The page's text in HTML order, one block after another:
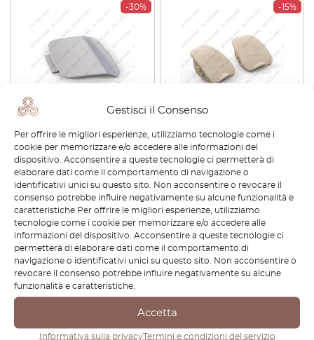
Gestisci il Consenso
Per offrire le migliori esperienze, utilizziamo tecnologie come i
cookie per memorizzare e/o accedere alle informazioni del
dispositivo. Acconsentire a queste tecnologie ci permetterà di
elaborare dati come il comportamento di navigazione o
identificativi unici su questo sito. Non acconsentire o revocare il
consenso potrebbe influire negativamente su alcune funzionalità e
caratteristiche.Per offrire le migliori esperienze, utilizziamo
tecnologie come i cookie per memorizzare e/o accedere alle
informazioni del dispositivo. Acconsentire a queste tecnologie ci
permetterà di elaborare dati come il comportamento di
navigazione o identificativi unici su questo sito. Non acconsentire o
revocare il consenso potrebbe influire negativamente su alcune
funzionalità e caratteristiche.
Accetta
Informativa sulla privacyTermini e condizioni del servizio
-30%
Occhiello di rimorchio
Copertura gancio di traino
primerizzato T2H3969LML
€38,40 €26,88
Visualizza prodotto
-15%
Gancio di sicurezza per sedile
posteriore Set di 2 colori
C2C22456
€69,60 €59,16
Visualizza prodotto
-15%